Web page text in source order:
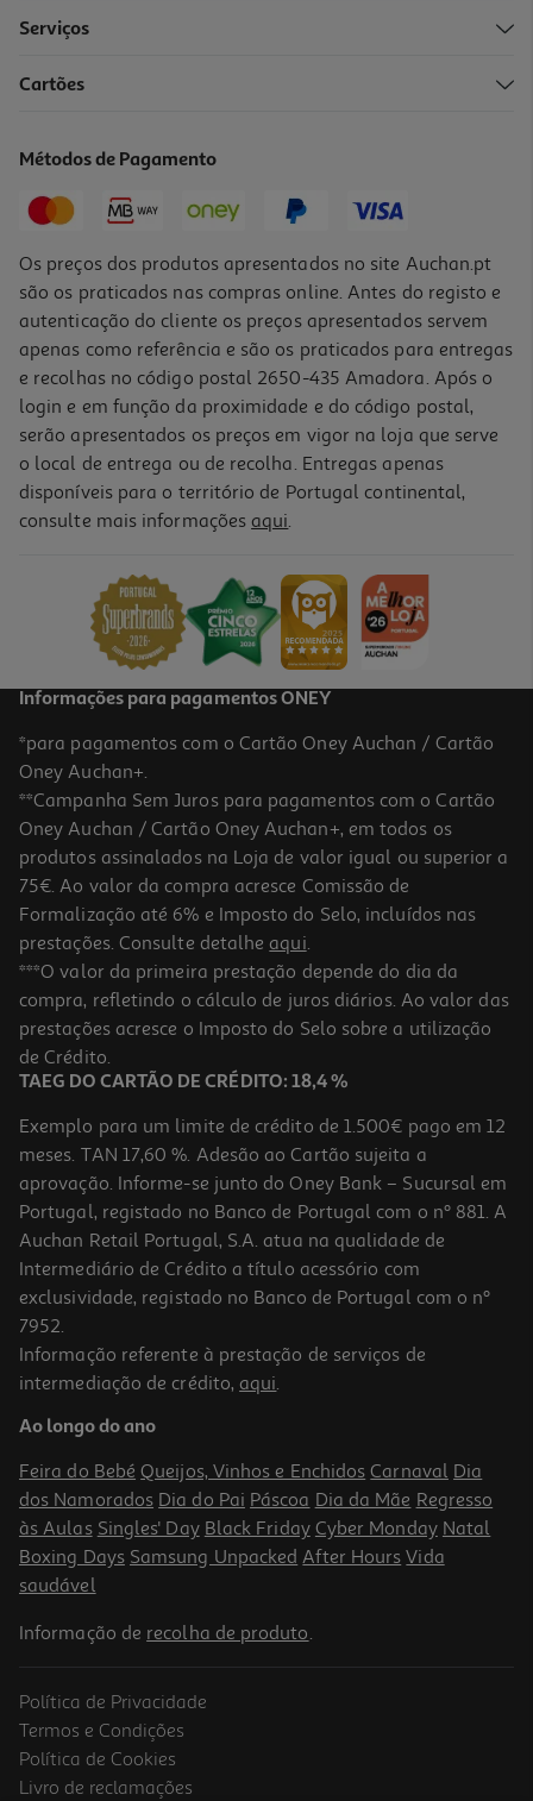
5.0
Eau De Toillete Klorane Bebé 50ml
15,99 €
Serviços
Cartões
Métodos de Pagamento
Os preços dos produtos apresentados no site Auchan.pt
são os praticados nas compras online. Antes do registo e
autenticação do cliente os preços apresentados servem
apenas como referência e são os praticados para entregas
e recolhas no código postal 2650-435 Amadora. Após o
login e em função da proximidade e do código postal,
serão apresentados os preços em vigor na loja que serve
o local de entrega ou de recolha. Entregas apenas
disponíveis para o território de Portugal continental,
consulte mais informações aqui.
Informações para pagamentos ONEY
*para pagamentos com o Cartão Oney Auchan / Cartão
Oney Auchan+.
**Campanha Sem Juros para pagamentos com o Cartão
Oney Auchan / Cartão Oney Auchan+, em todos os
produtos assinalados na Loja de valor igual ou superior a
75€. Ao valor da compra acresce Comissão de
Formalização até 6% e Imposto do Selo, incluídos nas
prestações. Consulte detalhe aqui.
***O valor da primeira prestação depende do dia da
compra, refletindo o cálculo de juros diários. Ao valor das
prestações acresce o Imposto do Selo sobre a utilização
de Crédito.
TAEG DO CARTÃO DE CRÉDITO: 18,4 %
Exemplo para um limite de crédito de 1.500€ pago em 12
meses. TAN 17,60 %. Adesão ao Cartão sujeita a
aprovação. Informe-se junto do Oney Bank – Sucursal em
Portugal, registado no Banco de Portugal com o nº 881. A
Auchan Retail Portugal, S.A. atua na qualidade de
Intermediário de Crédito a título acessório com
exclusividade, registado no Banco de Portugal com o nº
7952.
Informação referente à prestação de serviços de
intermediação de crédito, aqui.
Ao longo do ano
Feira do Bebé Queijos, Vinhos e Enchidos Carnaval Dia
dos Namorados Dia do Pai Páscoa Dia da Mãe Regresso
às Aulas Singles' Day Black Friday Cyber Monday Natal
Boxing Days Samsung Unpacked After Hours Vida
saudável
Informação de recolha de produto.
Política de Privacidade
Termos e Condições
Política de Cookies
Livro de reclamações